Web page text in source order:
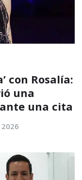
con Rosalía:
una
una cita